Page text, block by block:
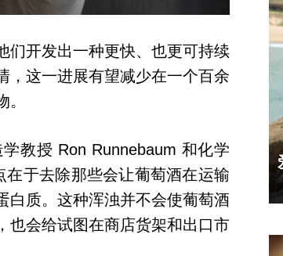
们开发出一种更快、也更可持续
，这一进展有望减少在一个百余
教授 Ron Runnebaum 和化学
于去除那些会让葡萄酒在运输
白质。这种浑浊并不会使葡萄酒
也会给试图在商店货架和出口市